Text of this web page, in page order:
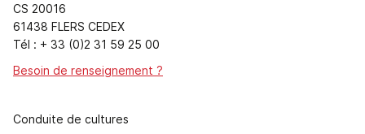
CS 20016
61438 FLERS CEDEX
Tél : + 33 (0)2 31 59 25 00
Besoin de renseignement ?
Conduite de cultures